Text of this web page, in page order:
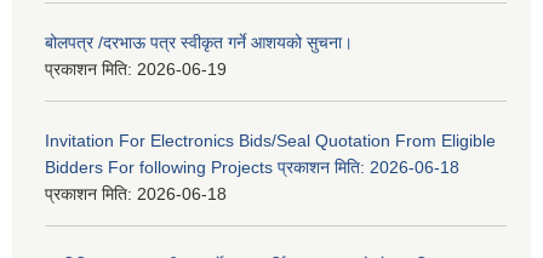
बोलपत्र /दरभाऊ पत्र स्वीकृत गर्ने आशयको सुचना।
प्रकाशन मिति: 2026-06-19
Invitation For Electronics Bids/Seal Quotation From Eligible
Bidders For following Projects प्रकाशन मिति: 2026-06-18
प्रकाशन मिति: 2026-06-18